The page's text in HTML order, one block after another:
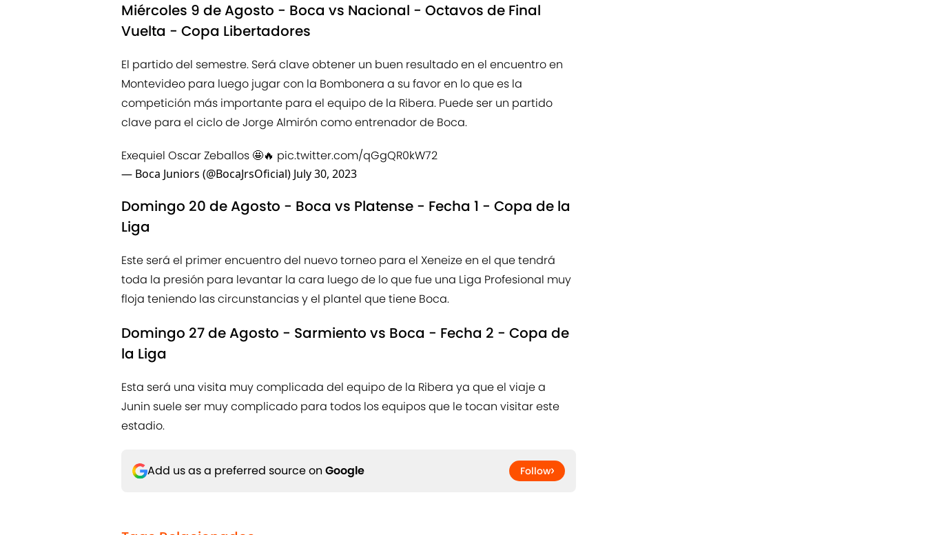
Miércoles 9 de Agosto - Boca vs Nacional - Octavos de Final
Vuelta - Copa Libertadores
El partido del semestre. Será clave obtener un buen resultado en el encuentro en
Montevideo para luego jugar con la Bombonera a su favor en lo que es la
competición más importante para el equipo de la Ribera. Puede ser un partido
clave para el ciclo de Jorge Almirón como entrenador de Boca.
Exequiel Oscar Zeballos 🤩🔥 pic.twitter.com/qGgQR0kW72
— Boca Juniors (@BocaJrsOficial) July 30, 2023
Domingo 20 de Agosto - Boca vs Platense - Fecha 1 - Copa de la
Liga
Este será el primer encuentro del nuevo torneo para el Xeneize en el que tendrá
toda la presión para levantar la cara luego de lo que fue una Liga Profesional muy
floja teniendo las circunstancias y el plantel que tiene Boca.
Domingo 27 de Agosto - Sarmiento vs Boca - Fecha 2 - Copa de
la Liga
Esta será una visita muy complicada del equipo de la Ribera ya que el viaje a
Junin suele ser muy complicado para todos los equipos que le tocan visitar este
estadio.
Add us as a preferred source on Google Follow